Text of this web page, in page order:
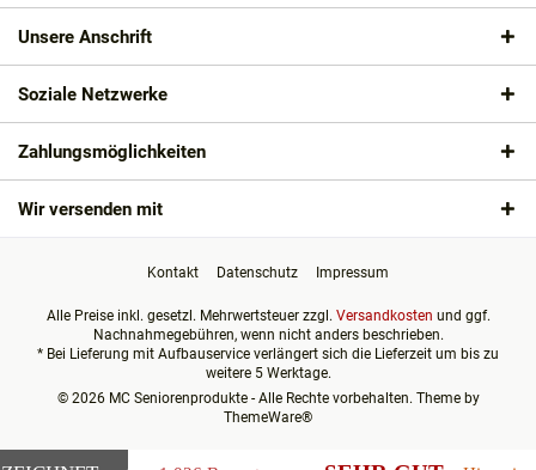
Unsere Anschrift
Soziale Netzwerke
Zahlungsmöglichkeiten
Wir versenden mit
Kontakt Datenschutz Impressum
Alle Preise inkl. gesetzl. Mehrwertsteuer zzgl. Versandkosten und ggf.
Nachnahmegebühren, wenn nicht anders beschrieben.
* Bei Lieferung mit Aufbauservice verlängert sich die Lieferzeit um bis zu
weitere 5 Werktage.
© 2026 MC Seniorenprodukte - Alle Rechte vorbehalten. Theme by
ThemeWare®